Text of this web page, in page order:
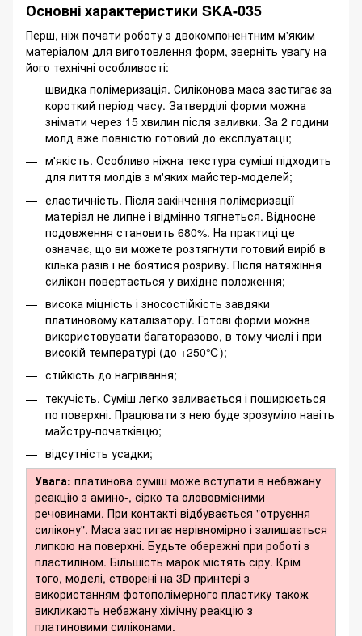
Основні характеристики SKA-035
Перш, ніж почати роботу з двокомпонентним м'яким
матеріалом для виготовлення форм, зверніть увагу на
його технічні особливості:
швидка полімеризація. Силіконова маса застигає за
короткий період часу. Затверділі форми можна
знімати через 15 хвилин після заливки. За 2 години
молд вже повністю готовий до експлуатації;
м'якість. Особливо ніжна текстура суміші підходить
для лиття молдів з м'яких майстер-моделей;
еластичність. Після закінчення полімеризації
матеріал не липне і відмінно тягнеться. Відносне
подовження становить 680%. На практиці це
означає, що ви можете розтягнути готовий виріб в
кілька разів і не боятися розриву. Після натяжіння
силікон повертається у вихідне положення;
висока міцність і зносостійкість завдяки
платиновому каталізатору. Готові форми можна
використовувати багаторазово, в тому числі і при
високій температурі (до +250℃);
стійкість до нагрівання;
текучість. Суміш легко заливається і поширюється
по поверхні. Працювати з нею буде зрозуміло навіть
майстру-початківцю;
відсутність усадки;
Увага: платинова суміш може вступати в небажану
реакцію з амино-, сірко та олововмісними
речовинами. При контакті відбувається "отруєння
силікону". Маса застигає нерівномірно і залишається
липкою на поверхні. Будьте обережні при роботі з
пластиліном. Більшість марок містять сіру. Крім
того, моделі, створені на 3D принтері з
використанням фотополімерного пластику також
викликають небажану хімічну реакцію з
платиновими силіконами.